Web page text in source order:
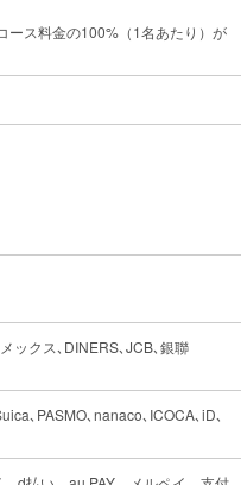
ース料金の100%（1名あたり）が
ックス､DINERS､JCB､銀聯
､PASMO､nanaco､ICOCA､iD､